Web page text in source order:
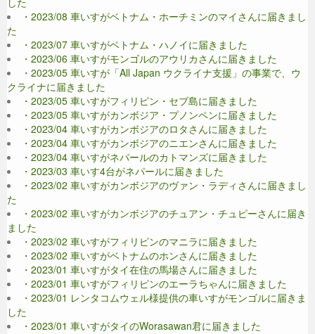
・2023/08 車いすがベトナム・ホーチミンのマイさんに届きまし
た
・2023/07 車いすがベトナム・ハノイに届きました
・2023/06 車いすがモンゴルのアウリカさんに届きました
・2023/05 車いすが「All Japan ウクライナ支援」の事業で、ウ
クライナに届きました
・2023/05 車いすがフィリピン・セブ島に届きました
・2023/05 車いすがカンボジア・プノンペンに届きました
・2023/04 車いすがカンボジアのロタさんに届きました
・2023/04 車いすがカンボジアのニエンさんに届きました
・2023/04 車いすがネパールのカトマンズに届きました
・2023/03 車いす4台がネパールに届きました
・2023/02 車いすがカンボジアのヴァン・ラディさんに届きまし
た
・2023/02 車いすがカンボジアのチュアン・チュピーさんに届き
ました
・2023/02 車いすがフィリピンのマニラに届きました
・2023/02 車いすがベトナムのホンさんに届きました
・2023/01 車いすがタイ在住の馬場さんに届きました
・2023/01 車いすがフィリピンのエーラちゃんに届きました
・2023/01 レンタコムウェル様提供の車いすがモンゴルに届きま
した
・2023/01 車いすがタイのWorasawan君に届きました